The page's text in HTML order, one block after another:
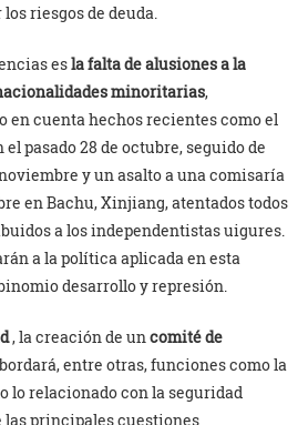
riesgos de deuda.
esla falta de alusiones a la
minoritarias,
en cuenta hechos recientes como el
pasado 28 de octubre, seguido de
y un asalto a una comisaría
en Bachu, Xinjiang, atentados todos
a los independentistas uigures.
a la política aplicada en esta
desarrollo y represión.
, la creación de uncomité de
entre otras, funciones como la
lo relacionado con la seguridad
las principales cuestiones